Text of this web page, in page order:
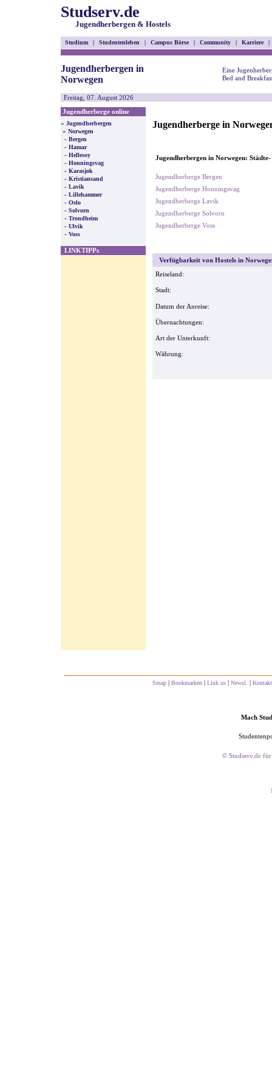
Studserv.de
Jugendherbergen & Hostels
Studium | Studentenleben | Campus Börse | Community | Karriere |
Jugendherbergen in
Norwegen
Eine
Bed and
Freitag, 07. August 2026
Jugendherberge online
» Jugendherbergen
» Norwegen
- Bergen
- Hamar
- Hellesoy
- Honningsvag
- Karasjok
- Kristiansand
- Lavik
- Lillehammer
- Oslo
- Solvorn
- Trondheim
- Ulvik
- Voss
LINKTIPPs
Jugendherberge in
Jugendherbergen in Norwegen:
Jugendherberge Bergen
Jugendherberge Honningsvag
Jugendherberge Lavik
Jugendherberge Solvorn
Jugendherberge Voss
Verfügbarkeit von Hostels in
Reiseland:
Stadt:
Datum der Anreise:
Übernachtungen:
Art der Unterkunft:
Währung:
Smap | Bookmarken | Link us | Newsl. | Kontakt
Mach
© Studserv.de für